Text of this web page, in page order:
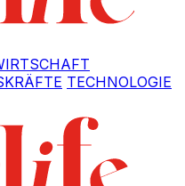
TECHNOLOGIE